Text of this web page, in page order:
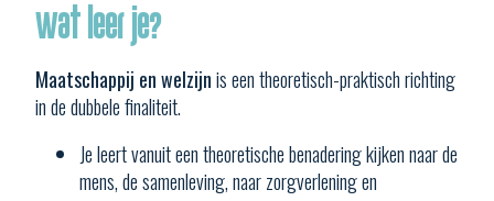
Wat leer je?
Maatschappij en welzijnis een theoretisch-praktisch richting
in de dubbele finaliteit.
Je leert vanuit een theoretische benadering kijken naar de
mens, de samenleving, naar zorgverlening en